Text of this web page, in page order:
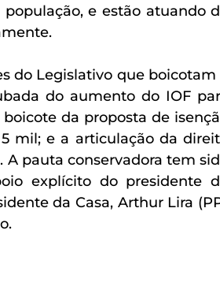
e estão atuando
do Legislativo que boicotam
do aumento do IOF
da proposta de
mil; e a articulação da
pauta conservadora tem
explícito do presidente
da Casa, Arthur Lira